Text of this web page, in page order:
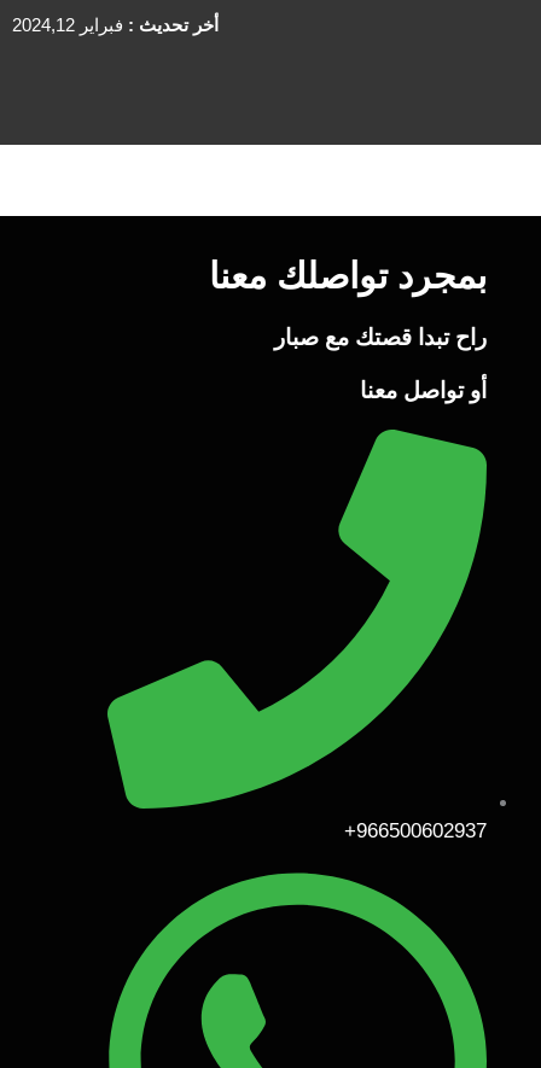
أخر تحديث : فبراير 2024,12
بمجرد تواصلك معنا
راح تبدا قصتك مع صبار
أو تواصل معنا
966500602937+